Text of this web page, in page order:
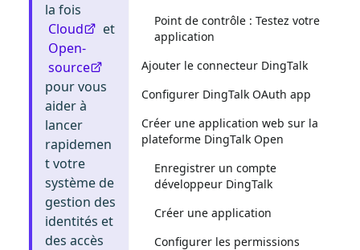
la fois
Cloud
et
Open-
source
pour vous
aider à
lancer
rapidemen
t votre
système de
gestion des
identités et
des accès
Point de contrôle : Testez votre
application
Ajouter le connecteur DingTalk
Configurer DingTalk OAuth app
Créer une application web sur la
plateforme DingTalk Open
Enregistrer un compte
développeur DingTalk
Créer une application
Configurer les permissions